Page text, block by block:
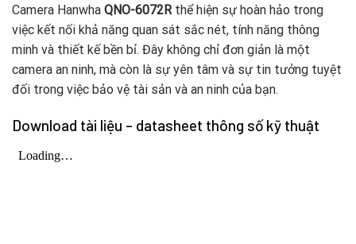
Camera Hanwha QNO-6072Rthể hiện sự hoàn hảo trong
việc kết nối khả năng quan sát sắc nét, tính năng thông
minh và thiết kế bền bỉ. Đây không chỉ đơn giản là một
camera an ninh, mà còn là sự yên tâm và sự tin tưởng tuyệt
đối trong việc bảo vệ tài sản và an ninh của bạn.
Download tài liệu – datasheet thông số kỹ thuật